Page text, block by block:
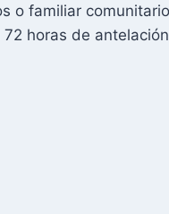
o familiar
horas de